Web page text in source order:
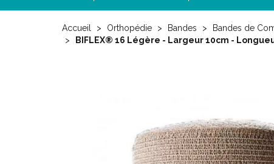
Accueil Orthopédie Bandes
Bandes de
BIFLEX® 16 Légère - Largeur 10cm -